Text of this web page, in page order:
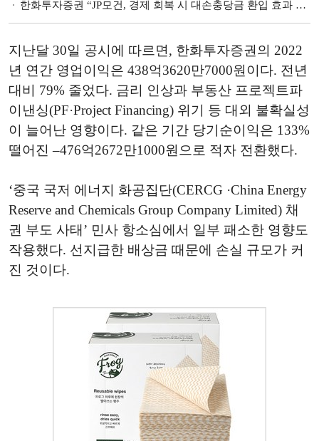
한화투자증권 “JP모건, 경제 회복 시 대손충당금 환입 효과 기대”
지난달 30일 공시에 따르면, 한화투자증권의 2022
년 연간 영업이익은 438억3620만7000원이다. 전년
대비 79% 줄었다. 금리 인상과 부동산 프로젝트파
이낸싱(PF·Project Financing) 위기 등 대외 불확실성
이 늘어난 영향이다. 같은 기간 당기순이익은 133%
떨어진 –476억2672만1000원으로 적자 전환했다.
‘중국 국저 에너지 화공집단(CERCG ·China Energy
Reserve and Chemicals Group Company Limited) 채
권 부도 사태’ 민사 항소심에서 일부 패소한 영향도
작용했다. 선지급한 배상금 때문에 손실 규모가 커
진 것이다.